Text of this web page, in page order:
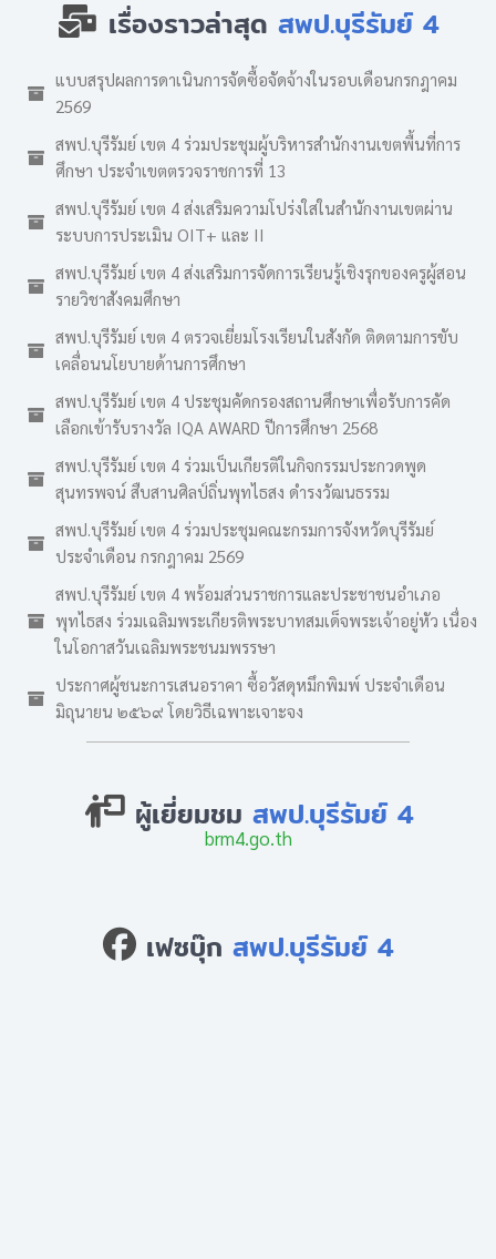
เรื่องราวล่าสุด สพป.บุรีรัมย์ 4
แบบสรุปผลการดาเนินการจัดซื้อจัดจ้างในรอบเดือนกรกฎาคม
2569
สพป.บุรีรัมย์ เขต 4 ร่วมประชุมผู้บริหารสำนักงานเขตพื้นที่การ
ศึกษา ประจำเขตตรวจราชการที่ 13
สพป.บุรีรัมย์ เขต 4 ส่งเสริมความโปร่งใสในสำนักงานเขตผ่าน
ระบบการประเมิน OIT+ และ II
สพป.บุรีรัมย์ เขต 4 ส่งเสริมการจัดการเรียนรู้เชิงรุกของครูผู้สอน
รายวิชาสังคมศึกษา
สพป.บุรีรัมย์ เขต 4 ตรวจเยี่ยมโรงเรียนในสังกัด ติดตามการขับ
เคลื่อนนโยบายด้านการศึกษา
สพป.บุรีรัมย์ เขต 4 ประชุมคัดกรองสถานศึกษาเพื่อรับการคัด
เลือกเข้ารับรางวัล IQA AWARD ปีการศึกษา 2568
สพป.บุรีรัมย์ เขต 4 ร่วมเป็นเกียรติในกิจกรรมประกวดพูด
สุนทรพจน์ สืบสานศิลป์ถิ่นพุทไธสง ดำรงวัฒนธรรม
สพป.บุรีรัมย์ เขต 4 ร่วมประชุมคณะกรมการจังหวัดบุรีรัมย์
ประจำเดือน กรกฎาคม 2569
สพป.บุรีรัมย์ เขต 4 พร้อมส่วนราชการและประชาชนอำเภอ
พุทไธสง ร่วมเฉลิมพระเกียรติพระบาทสมเด็จพระเจ้าอยู่หัว เนื่อง
ในโอกาสวันเฉลิมพระชนมพรรษา
ประกาศผู้ชนะการเสนอราคา ซื้อวัสดุหมึกพิมพ์ ประจำเดือน
มิถุนายน ๒๕๖๙ โดยวิธีเฉพาะเจาะจง
ผู้เยี่ยมชม สพป.บุรีรัมย์ 4
brm4.go.th
เฟซบุ๊ก สพป.บุรีรัมย์ 4